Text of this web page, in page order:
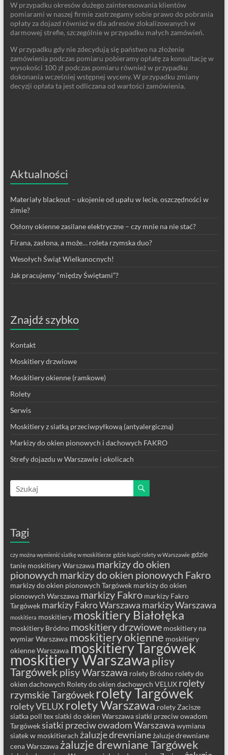
W przypadku okresów dużego zainteresowania klientów
pomiarami w naszej firmie zastrzegamy sobie prawo do pobrania
opłaty za dojazd również w dla adresów zlokalizowanych w
darmowej strefie, szczególnie w przypadku małych zamówień.
W przypadku gdy nie zdecydują się państwo na złożenie
zamówienia podczas pomiaru pobieramy opłatę za konsultację w
wysokości 100 zł podczas pomiaru również w przypadku
dokonania wcześniej wstępnej wyceny. W przypadku zmiany
decyzji opłata ta jest odliczana od wartości zamówienia.
Aktualności
Materiały blackout – ukojenie od upału w lecie, oszczędności w
zimie?
Osłony okienne zasilane elektryczne – czy mnie na nie stać?
Firana, zasłona, a może… roleta rzymska duo?
Wesołych Świąt Wielkanocnych!
Jak pracujemy “między Świętami”?
Znajdź szybko
Kontakt
Moskitiery drzwiowe
Moskitiery okienne (ramkowe)
Rolety
Serwis
Moskitiery z siatką przeciwpyłkową (antyalergiczną)
Markizy do okien pionowych i dachowych FAKRO
Strefy dojazdu w Warszawie i okolicach
Tagi
czy można wymienić siatkę w moskitierze gdzie kupić rolety w Warszawie gdzie
tanie moskitiery Warszawa markizy do okien
pionowych markizy do okien pionowych Fakro
markizy do okien pionowych Targówek markizy do okien
pionowych Warszawa markizy Fakro markizy Fakro
Targówek markizy Fakro Warszawa markizy Warszawa
moskitiera moskitiery moskitiery Białołęka
moskitiery Bródno moskitiery drzwiowe moskitiery na
wymiar Warszawa moskitiery okienne moskitiery
okienne Warszawa moskitiery Targówek
moskitiery Warszawa plisy
Targówek plisy Warszawa rolety Bródno rolety do
okien dachowych Rolety do okien dachowych VELUX rolety
rzymskie Targówek rolety Targówek
rolety VELUX rolety Warszawa rolety Zacisze
siatka poll texsiatki do okien Warszawasiatki przeciw owadom
Targóweksiatki przeciw owadom Warszawa wymiana
siatek w moskitierach żaluzje drewnianeżaluzje drewniane
cena Warszawa żaluzje drewniane Targówek